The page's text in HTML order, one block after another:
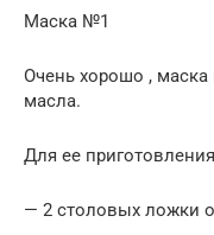
Маска №1
Очень хорошо , маска
масла.
Для ее
— 2 столовых ложки